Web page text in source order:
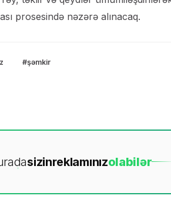
prosesində nəzərə alınacaq.
#şəmkir
sizinreklamınızolabilər